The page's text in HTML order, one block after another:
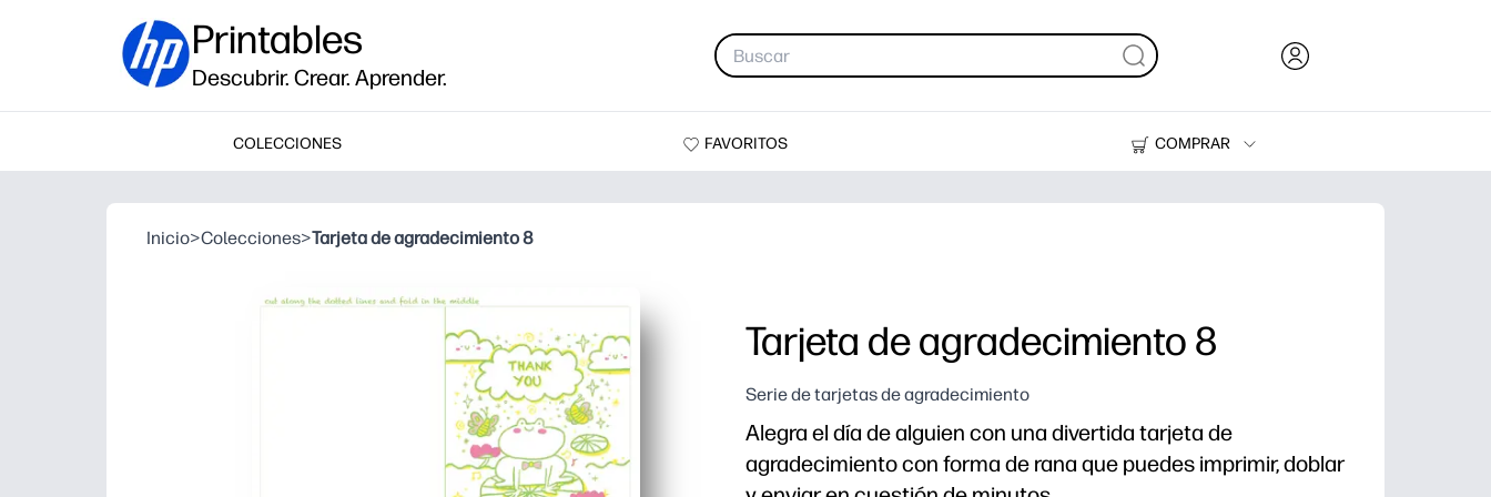
Printables
Descubrir. Crear. Aprender.
COLECCIONES FAVORITOS
COMPRAR
Impresoras
Inicio>Colecciones>Tarjeta de agradecimiento 8
Tarjeta de agradecimiento 8
Serie de tarjetas de agradecimiento
Alegra el día de alguien con una divertida tarjeta de
agradecimiento con forma de rana que puedes imprimir, doblar